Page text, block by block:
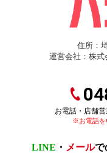
住所：
運営会社：株式
お電話・店舗
※お電話を
LINE ・ メールで